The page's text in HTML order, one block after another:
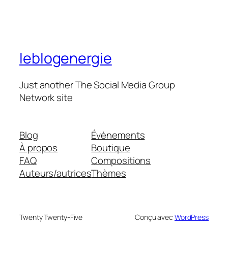
leblogenergie
Just another The Social Media Group
Network site
Blog
À propos
FAQ
Auteurs/autrices
Évènements
Boutique
Compositions
Thèmes
Twenty Twenty-Five Conçu avec WordPress